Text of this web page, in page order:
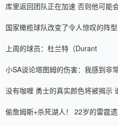
库里返回团队正在加速 否则他可能
国家橄榄球队改变了令人惊叹的阵
上周的球员：杜兰特（Durant
小SA谈论塔图姆的伤害：我感到非
没有咖喱 勇士的真实颜色将被揭示
偷詹姆斯+杀死湖人！ 22岁的雷霆